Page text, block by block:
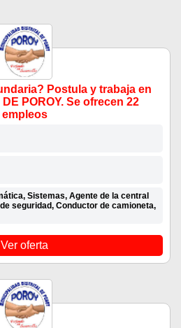
Postula y trabaja en
POROY. Se ofrecen 22
empleos
Sistemas, Agente de la central
seguridad, Conductor de camioneta,
Ver oferta